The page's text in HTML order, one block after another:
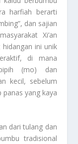
harfiah berarti
dan sajian
Xi’an
ini unik
di mana
(mo) dan
kecil, sebelum
yang kaya
dari tulang dan
tradisional